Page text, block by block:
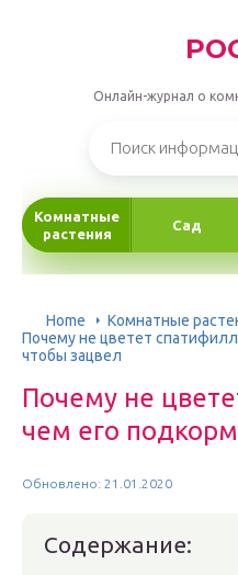
Онлайн-журнал о
Комнатные
растения
Сад
Home Комнатные
Почему не цветет
чтобы зацвел
Почему не
чем его
Обновлено: 21.01.2020
Содержание: